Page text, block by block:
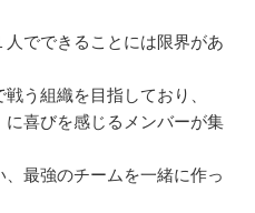
でできることには限界があ
う組織を目指しており、
に喜びを感じるメンバーが集
最強のチームを一緒に作っ